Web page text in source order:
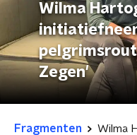
Wilma
Zegen'
Fragmenten